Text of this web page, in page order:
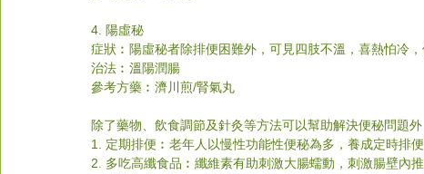
4. 陽虛秘
症狀︰陽虛秘者除排便困難外，可見四肢不溫，喜熱怕冷
治法︰溫陽潤腸
參考方藥︰濟川煎/腎氣丸
除了藥物、飲食調節及針灸等方法可以幫助解決便秘問題
1. 定期排便︰老年人以慢性功能性便秘為多，養成定時排
2. 多吃高纖食品︰纖維素有助刺激大腸蠕動，刺激腸壁內